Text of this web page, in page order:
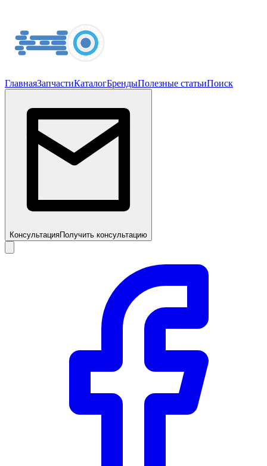
ГлавнаяЗапчастиКаталогБрендыПолезные статьиПоиск
КонсультацияПолучить консультацию